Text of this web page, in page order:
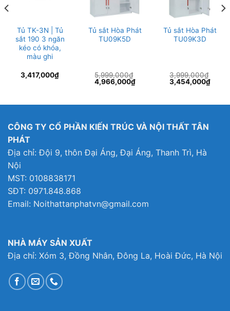
Tủ TK-3N | Tủ
sắt 190 3 ngăn
kéo có khóa,
màu ghi
3,417,000₫
Tủ sắt Hòa Phát
TU09K5D
5,999,000₫
Giá
gốc
4,966,000₫Giá
hiện
Tủ sắt Hòa Phát
TU09K3D
3,999,000₫
Giá
gốc
3,454,000₫Giá
hiện
CÔNG TY CỔ PHẦN KIẾN TRÚC VÀ NỘI THẤT TÂN
PHÁT
Địa chỉ: Đội 9, thôn Đại Áng, Đại Áng, Thanh Trì, Hà
Nội
MST: 0108838171
SĐT: 0971.848.868
Email: Noithattanphatvn@gmail.com
NHÀ MÁY SẢN XUẤT
Địa chỉ: Xóm 3, Đồng Nhân, Đông La, Hoài Đức, Hà Nội